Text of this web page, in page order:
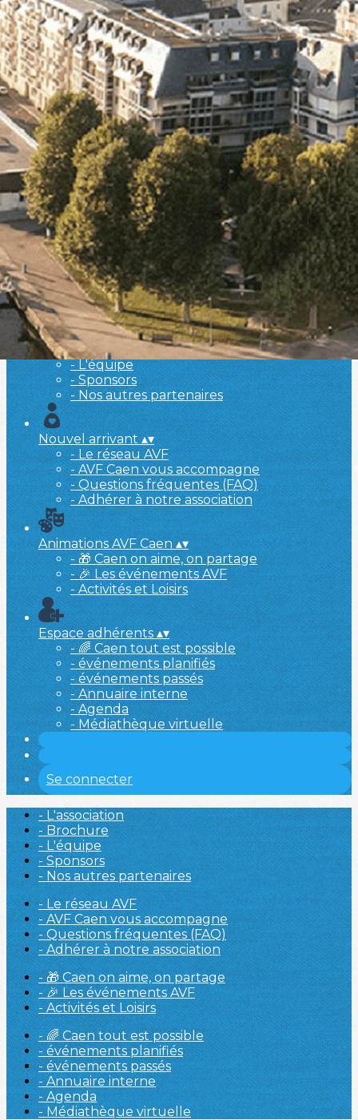
Exporter les lignes sélectionnées
Exporter toutes les colonnes
Exporter uniquement les colonnes affichées
Menu
<
>
- 🎁 Caen on aime, on partage
- 🎉 Les événements AVF
- Activités et Loisirs
Ajoutez un logo, un bouton, des réseaux sociaux
Cliquez pour éditer
L'association▴▾
- L'association
- Brochure
- L'équipe
- Sponsors
- Nos autres partenaires
Nouvel arrivant▴▾
- Le réseau AVF
- AVF Caen vous accompagne
- Questions fréquentes (FAQ)
- Adhérer à notre association
Animations AVF Caen▴▾
- 🎁 Caen on aime, on partage
- 🎉 Les événements AVF
- Activités et Loisirs
Espace adhérents▴▾
- 🌈 Caen tout est possible
- événements planifiés
- événements passés
- Annuaire interne
- Agenda
- Médiathèque virtuelle
Se connecter
- L'association
- Brochure
- L'équipe
- Sponsors
- Nos autres partenaires
- Le réseau AVF
- AVF Caen vous accompagne
- Questions fréquentes (FAQ)
- Adhérer à notre association
- 🎁 Caen on aime, on partage
- 🎉 Les événements AVF
- Activités et Loisirs
- 🌈 Caen tout est possible
- événements planifiés
- événements passés
- Annuaire interne
- Agenda
- Médiathèque virtuelle